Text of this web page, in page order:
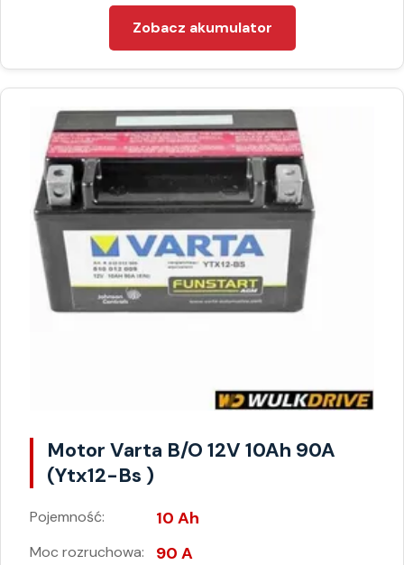
Zobacz akumulator
Motor Varta B/O 12V 10Ah 90A
(Ytx12-Bs )
Pojemność: 10 Ah
Moc rozruchowa: 90 A